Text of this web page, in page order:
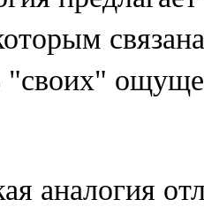
"своих"
аналогия